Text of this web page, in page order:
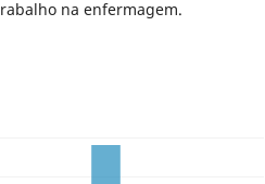
na enfermagem.